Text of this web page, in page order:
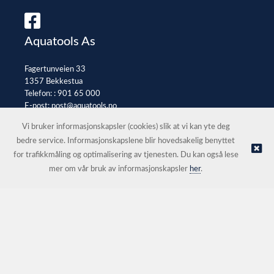
Aquatools As
Fagertunveien 33
1357 Bekkestua
Telefon: : 901 65 000
E-post:post@aquatools.no
© Aquatools As |Nettbutikk levert av Kréatif
Vi bruker informasjonskapsler (cookies) slik at vi kan yte deg
bedre service. Informasjonskapslene blir hovedsakelig benyttet
for trafikkmåling og optimalisering av tjenesten. Du kan også lese
mer om vår bruk av informasjonskapsler her.